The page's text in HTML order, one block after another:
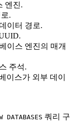
엔진.
.
이터 경로.
이스 엔진의 매개
주석.
이스가 외부 데이
DATABASES 쿼리 구